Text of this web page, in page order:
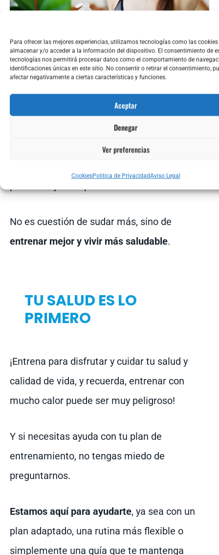
Para ofrecer las mejores experiencias, utilizamos tecnologías como las
almacenar y/o acceder a la información del dispositivo. El consentimiento de
tecnologías nos permitirá procesar datos como el comportamiento de
identificaciones únicas en este sitio. No consentir o retirar el consentimiento,
afectar negativamente a ciertas características y funciones.
Aceptar
Denegar
Ver preferencias
CookiesPolitica de PrivacidadAviso Legal
El golpe de calor no es ninguna broma. Y
aunque somos de darlo todo,tu seguridad va
siempre por delante
Haz del verano tu mejor aliado para entrenar
No es cuestión de sudar más, sino de
entrenar mejor y vivir más saludable.
TU SALUD ES LO
PRIMERO
¡Entrena para disfrutar y cuidar tu salud y
calidad de vida, y recuerda, entrenar con
mucho calor puede ser muy peligroso!
Y si necesitas ayuda con tu plan de
entrenamiento, no tengas miedo de
preguntarnos.
Estamos aquí para ayudarte, ya sea con un
plan adaptado, una rutina más flexible o
simplemente una guía que te mantenga